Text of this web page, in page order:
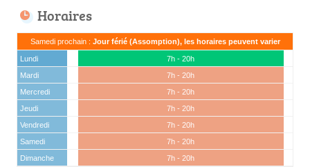
Horaires
Samedi prochain : Jour férié (Assomption), les horaires peuvent varier
Lundi
7h - 20h
Mardi
7h - 20h
Mercredi
7h - 20h
Jeudi
7h - 20h
Vendredi
7h - 20h
Samedi
7h - 20h
Dimanche
7h - 20h